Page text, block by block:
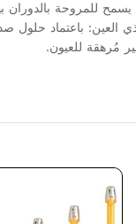
يسمح للمروحة
العين: باعتماد
مُرهقة للعيون.